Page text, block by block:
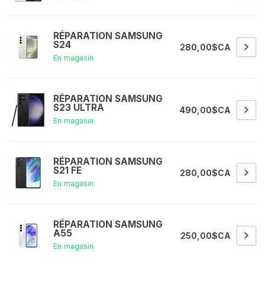
RÉPARATION SAMSUNG
S24
En magasin
280,00$CA
RÉPARATION SAMSUNG
S23 ULTRA
En magasin
490,00$CA
RÉPARATION SAMSUNG
S21 FE
En magasin
280,00$CA
RÉPARATION SAMSUNG
A55
En magasin
250,00$CA